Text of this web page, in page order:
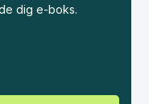
dig e-boks.